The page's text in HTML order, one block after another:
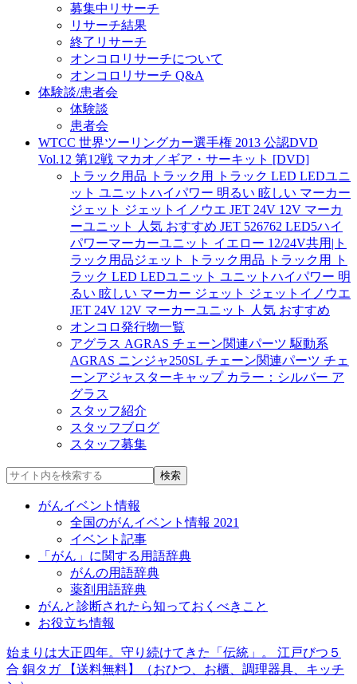
募集中リサーチ
リサーチ結果
終了リサーチ
オンコロリサーチについて
オンコロリサーチ Q&A
体験談/患者会
体験談
患者会
WTCC 世界ツーリングカー選手権 2013 公認DVD
Vol.12 第12戦 マカオ／ギア・サーキット [DVD]
トラック用品 トラック用 トラック LED LEDユニ
ット ユニットハイパワー 明るい 眩しい マーカー
ジェット ジェットイノウエ JET 24V 12V マーカ
ーユニット 人気 おすすめ JET 526762 LED5ハイ
パワーマーカーユニット イエロー 12/24V共用|ト
ラック用品ジェット トラック用品 トラック用 ト
ラック LED LEDユニット ユニットハイパワー 明
るい 眩しい マーカー ジェット ジェットイノウエ
JET 24V 12V マーカーユニット 人気 おすすめ
オンコロ発行物一覧
アグラス AGRAS チェーン関連パーツ 駆動系
AGRAS ニンジャ250SL チェーン関連パーツ チェ
ーンアジャスターキャップ カラー：シルバー ア
グラス
スタッフ紹介
スタッフブログ
スタッフ募集
がんイベント情報
全国のがんイベント情報 2021
イベント記事
「がん」に関する用語辞典
がんの用語辞典
薬剤用語辞典
がんと診断されたら知っておくべきこと
お役立ち情報
始まりは大正四年。守り続けてきた「伝統」。 江戸びつ５
合 銅タガ 【送料無料】（おひつ、お櫃、調理器具、キッチ